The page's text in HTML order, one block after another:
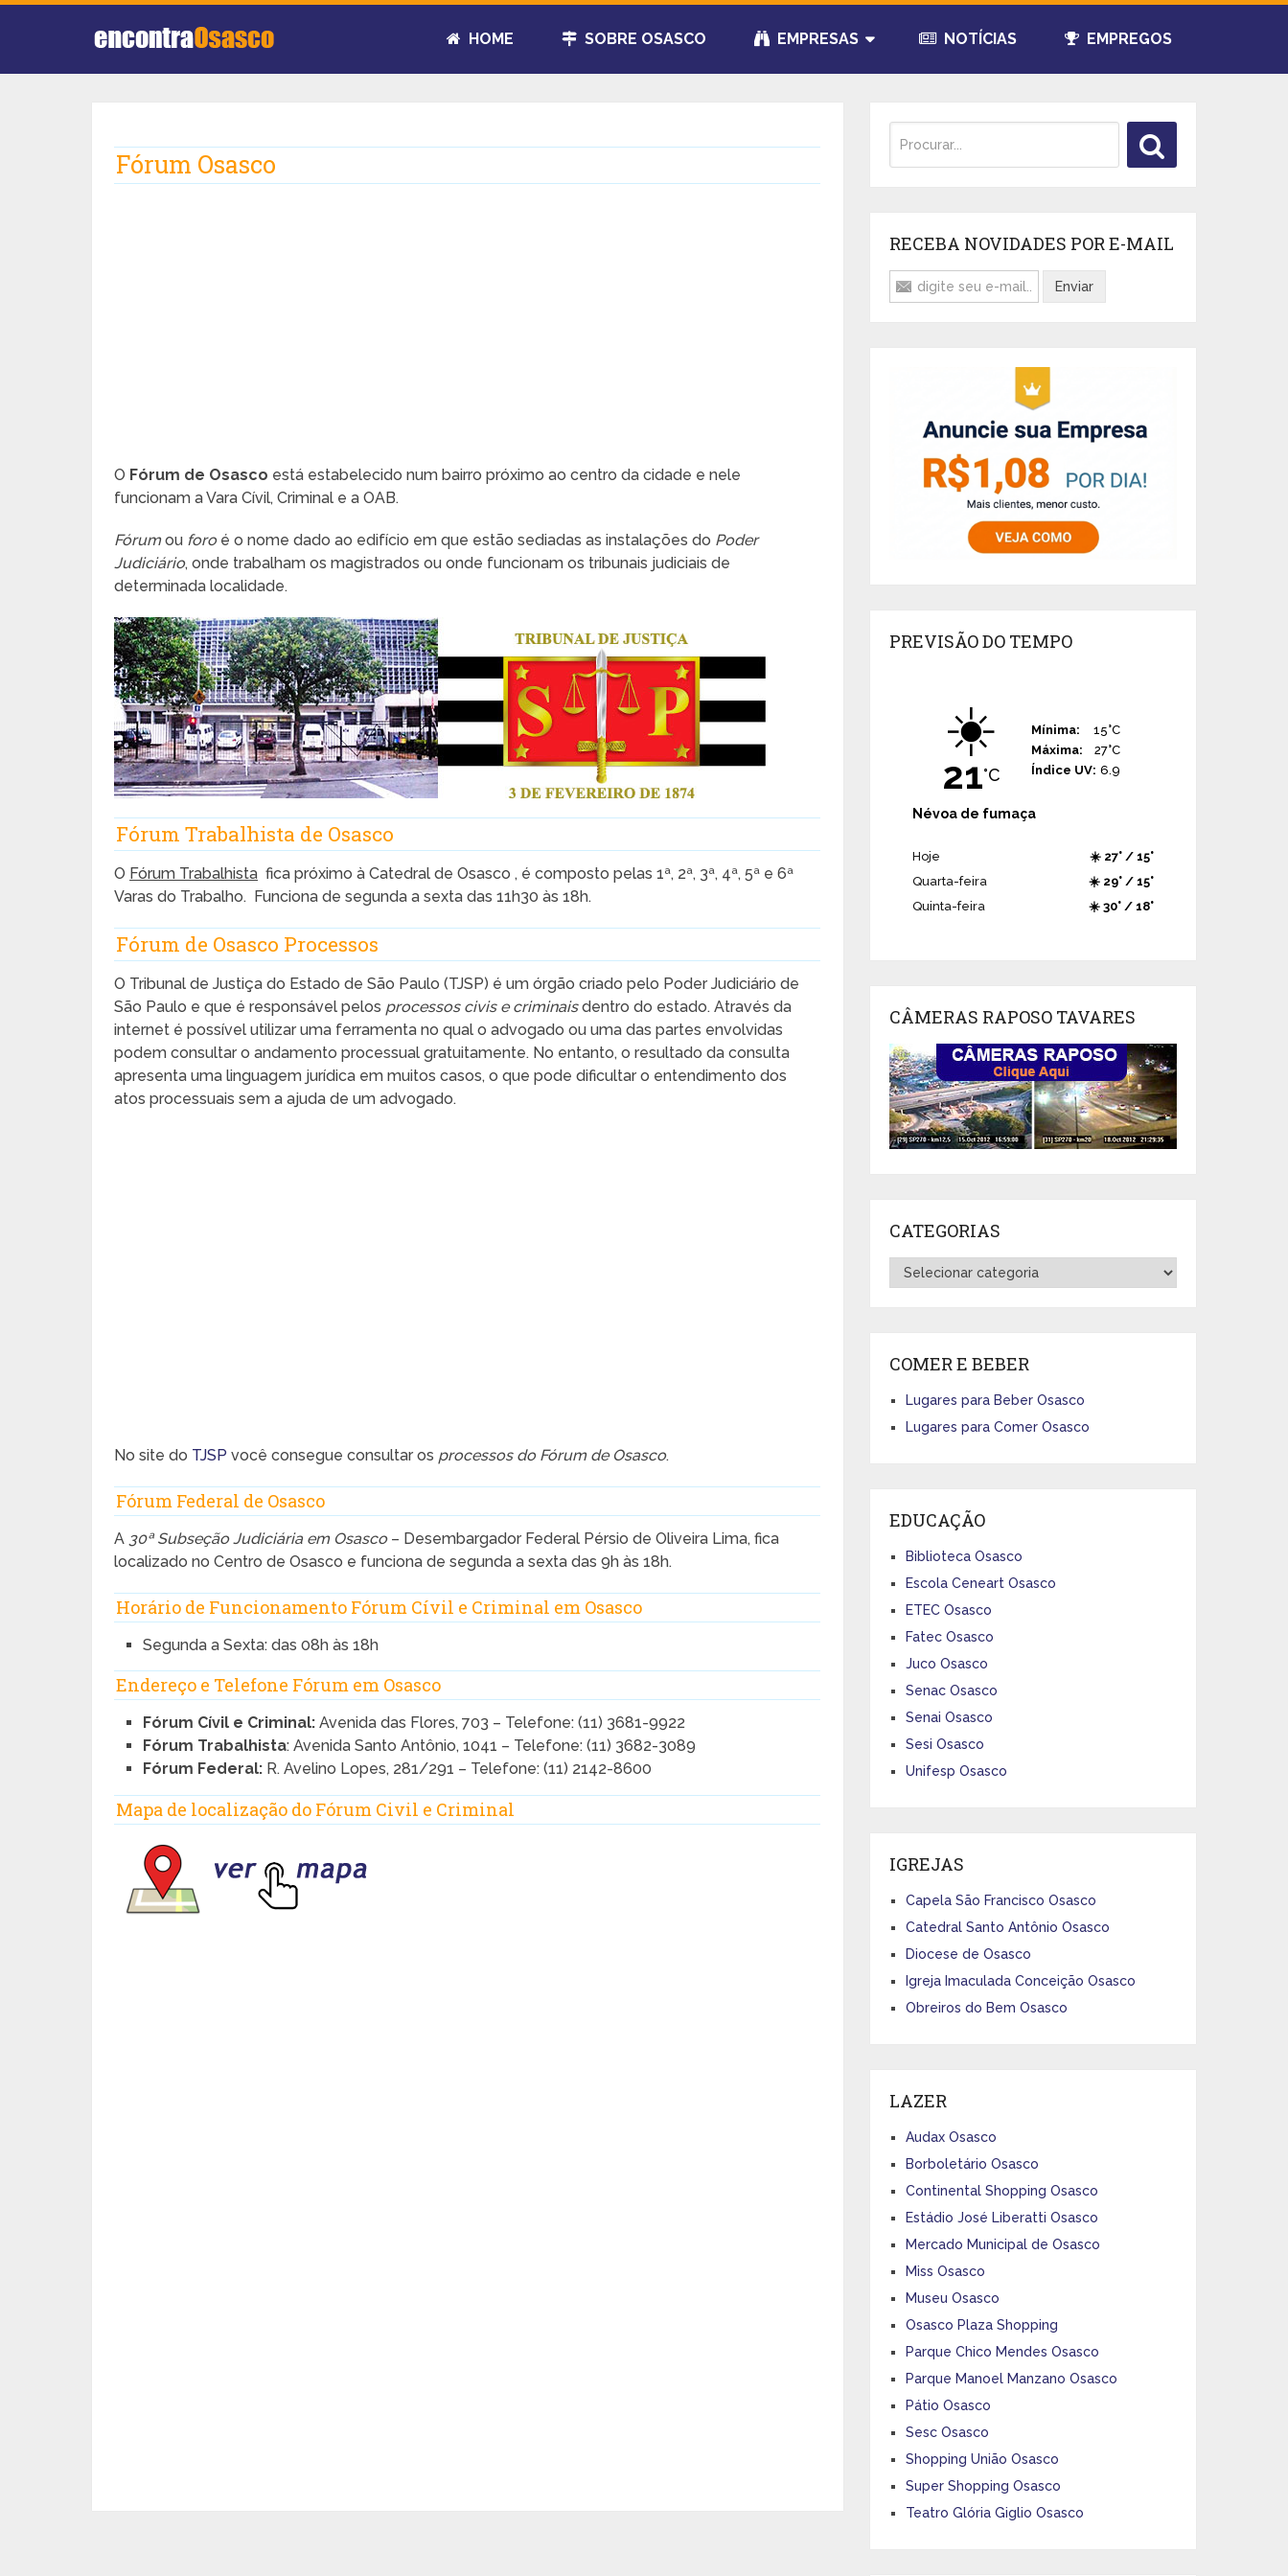
HOME SOBRE OSASCO EMPRESAS NOTÍCIAS EMPREGOS
Fórum Osasco
O Fórum de Osasco está estabelecido num bairro próximo ao centro da cidade e nele
funcionam a Vara Cívil, Criminal e a OAB.
Fórumou foroé o nome dado ao edifício em que estão sediadas as instalações do Poder
Judiciário, onde trabalham os magistrados ou onde funcionam os tribunais judiciais de
determinada localidade.
Fórum Trabalhista de Osasco
O Fórum Trabalhista fica próximo à Catedral de Osasco , é composto pelas 1ª, 2ª, 3ª, 4ª, 5ª e 6ª
Varas do Trabalho. Funciona de segunda a sexta das 11h30 às 18h.
Fórum de Osasco Processos
O Tribunal de Justiça do Estado de São Paulo (TJSP) é um órgão criado pelo Poder Judiciário de
São Paulo e que é responsável pelos processos civis e criminaisdentro do estado. Através da
internet é possível utilizar uma ferramenta no qual o advogado ou uma das partes envolvidas
podem consultar o andamento processual gratuitamente. No entanto, o resultado da consulta
apresenta uma linguagem jurídica em muitos casos, o que pode dificultar o entendimento dos
atos processuais sem a ajuda de um advogado.
No site do TJSP você consegue consultar os processos do Fórum de Osasco.
Fórum Federal de Osasco
A 30ª Subseção Judiciária em Osasco– Desembargador Federal Pérsio de Oliveira Lima, fica
localizado no Centro de Osasco e funciona de segunda a sexta das 9h às 18h.
Horário de Funcionamento Fórum Cívil e Criminal em Osasco
Segunda a Sexta: das 08h às 18h
Endereço e Telefone Fórum em Osasco
Fórum Cívil e Criminal: Avenida das Flores, 703 – Telefone: (11) 3681-9922
Fórum Trabalhista: Avenida Santo Antônio, 1041 – Telefone: (11) 3682-3089
Fórum Federal: R. Avelino Lopes, 281/291 – Telefone: (11) 2142-8600
Mapa de localização do Fórum Civil e Criminal
RECEBA NOVIDADES POR E-MAIL
PREVISÃO DO TEMPO
☀️
21°C
Mínima:
15°C
Máxima:
27°C
Índice UV: 6.9
Névoa de fumaça
Hoje
☀️ 27° / 15°
Quarta-feira
☀️ 29° / 15°
Quinta-feira
☀️ 30° / 18°
CÂMERAS RAPOSO TAVARES
CATEGORIAS
Categorias
COMER E BEBER
Lugares para Beber Osasco
Lugares para Comer Osasco
EDUCAÇÃO
Biblioteca Osasco
Escola Ceneart Osasco
ETEC Osasco
Fatec Osasco
Juco Osasco
Senac Osasco
Senai Osasco
Sesi Osasco
Unifesp Osasco
IGREJAS
Capela São Francisco Osasco
Catedral Santo Antônio Osasco
Diocese de Osasco
Igreja Imaculada Conceição Osasco
Obreiros do Bem Osasco
LAZER
Audax Osasco
Borboletário Osasco
Continental Shopping Osasco
Estádio José Liberatti Osasco
Mercado Municipal de Osasco
Miss Osasco
Museu Osasco
Osasco Plaza Shopping
Parque Chico Mendes Osasco
Parque Manoel Manzano Osasco
Pátio Osasco
Sesc Osasco
Shopping União Osasco
Super Shopping Osasco
Teatro Glória Giglio Osasco